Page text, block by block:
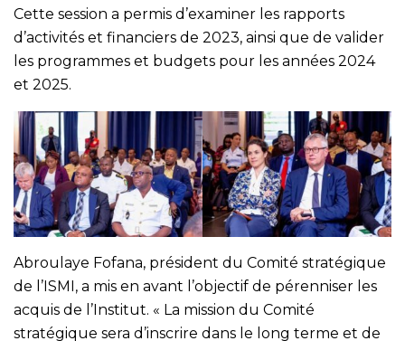
Cette session a permis d’examiner les rapports
d’activités et financiers de 2023, ainsi que de valider
les programmes et budgets pour les années 2024
et 2025.
Abroulaye Fofana, président du Comité stratégique
de l’ISMI, a mis en avant l’objectif de pérenniser les
acquis de l’Institut. « La mission du Comité
stratégique sera d’inscrire dans le long terme et de